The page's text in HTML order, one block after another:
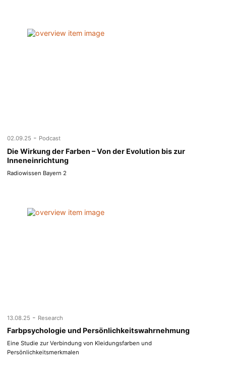
02.09.25 - Podcast
Die Wirkung der Farben – Von der Evolution bis zur
Inneneinrichtung
Radiowissen Bayern 2
13.08.25 - Research
Farbpsychologie und Persönlichkeitswahrnehmung
Eine Studie zur Verbindung von Kleidungsfarben und
Persönlichkeitsmerkmalen